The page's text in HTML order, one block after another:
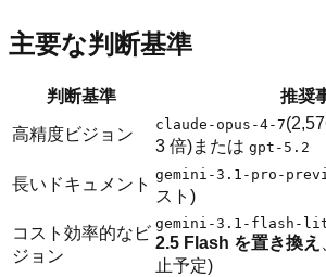
主要な判断基準
判断基準 推奨
高精度ビジョン
claude-opus-4-7
3 倍)または gpt-5.2
長いドキュメント
gemini-3.1-pro-
スト)
コスト効率的なビ
ジョン
gemini-3.1-flash-
2.5 Flash を置き換え
止予定)